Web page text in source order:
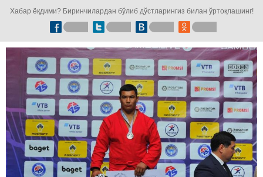
Хабар ёқдими? Биринчилардан бўлиб дўстларингиз билан ўртоқлашинг!